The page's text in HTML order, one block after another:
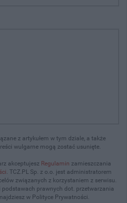
z artykułem w tym dziale, a także
wulgarne mogą zostać usunięte.
akceptujesz Regulamin zamieszczania
. TCZ.PL Sp. z o.o. jest administratorem
związanych z korzystaniem z serwisu.
prawnych dot. przetwarzania
w Polityce Prywatności.